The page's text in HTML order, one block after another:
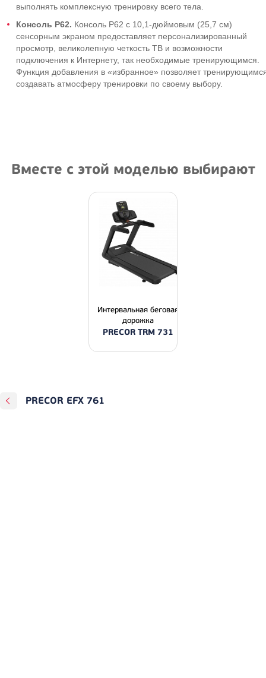
выполнять комплексную тренировку всего тела.
Консоль P62. Консоль P62 с 10,1-дюймовым (25,7 см)
сенсорным экраном предоставляет персонализированный
просмотр, великолепную четкость ТВ и возможности
подключения к Интернету, так необходимые тренирующимся.
Функция добавления в «избранное» позволяет
создавать атмосферу тренировки по своему выбору.
Вместе с этой моделью выбирают
Интервальная беговая
дорожка
PRECOR TRM 731
PRECOR EFX 761